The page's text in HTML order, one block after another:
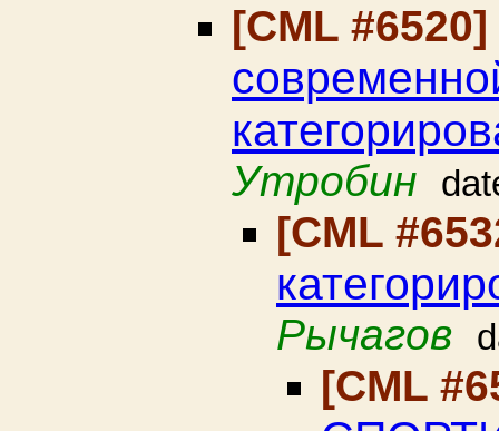
[CML #6520]
Утробин
[CML
Рычагов
[CML